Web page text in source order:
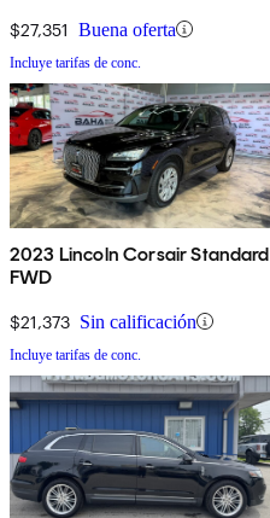
$27,351 Buena oferta
Incluye tarifas de conc.
2023 Lincoln Corsair Standard
FWD
$21,373 Sin calificación
Incluye tarifas de conc.